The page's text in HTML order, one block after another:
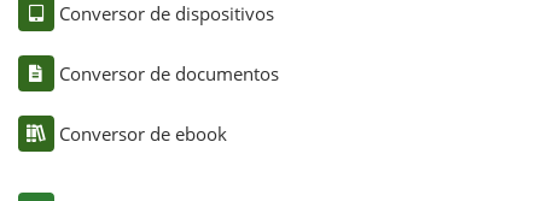
Conversor de dispositivos
Conversor de documentos
Conversor de ebook